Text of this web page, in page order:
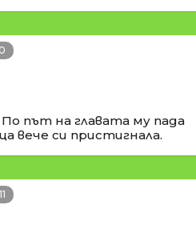
път на главата му пада
вече си пристигнала.
11